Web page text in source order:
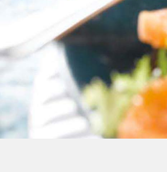
Crème Fouettée
Boissons
Biscuits